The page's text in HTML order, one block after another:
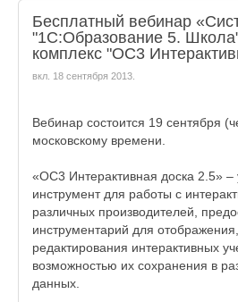
Бесплатный вебинар
"1С:Образование 5.
комплекс "ОС3
вкл. 18 сентября 2013
Вебинар состоится 19 сентября
московскому времени.
«ОС3 Интерактивная доска 2.5» –
инструмент для работы с
различных производителей,
инструментарий для
редактирования интерактивных
возможностью их сохранения в
данных.